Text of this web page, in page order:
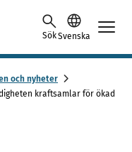
SökSvenska
och nyheter
kraftsamlar för ökad